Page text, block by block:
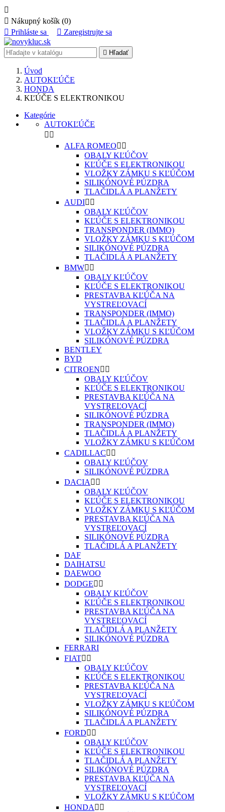

 Nákupný košík (0)
 Prihláste sa  Zaregistrujte sa
 Hľadať
Úvod
AUTOKĽÚČE
HONDA
KĽÚČE S ELEKTRONIKOU
Kategórie
AUTOKĽÚČE
 
ALFA ROMEO 
OBALY KĽÚČOV
KĽÚČE S ELEKTRONIKOU
VLOŽKY ZÁMKU S KĽÚČOM
SILIKÓNOVÉ PÚZDRA
TLAČIDLÁ A PLANŽETY
AUDI 
OBALY KĽÚČOV
KĽÚČE S ELEKTRONIKOU
TRANSPONDER (IMMO)
VLOŽKY ZÁMKU S KĽÚČOM
SILIKÓNOVÉ PÚZDRA
TLAČIDLÁ A PLANŽETY
BMW 
OBALY KĽÚČOV
KĽÚČE S ELEKTRONIKOU
PRESTAVBA KĽÚČA NA
VYSTREĽOVACÍ
TRANSPONDER (IMMO)
TLAČIDLÁ A PLANŽETY
VLOŽKY ZÁMKU S KĽÚČOM
SILIKÓNOVÉ PÚZDRA
BENTLEY
BYD
CITROEN 
OBALY KĽÚČOV
KĽÚČE S ELEKTRONIKOU
PRESTAVBA KĽÚČA NA
VYSTREĽOVACÍ
SILIKÓNOVÉ PÚZDRA
TRANSPONDER (IMMO)
TLAČIDLÁ A PLANŽETY
VLOŽKY ZÁMKU S KĽÚČOM
CADILLAC 
OBALY KĽÚČOV
SILIKÓNOVÉ PÚZDRA
DACIA  
OBALY KĽÚČOV
KĽÚČE S ELEKTRONIKOU
VLOŽKY ZÁMKU S KĽÚČOM
PRESTAVBA KĽÚČA NA
VYSTREĽOVACÍ
SILIKÓNOVÉ PÚZDRA
TLAČIDLÁ A PLANŽETY
DAF
DAIHATSU
DAEWOO
DODGE 
OBALY KĽÚČOV
KĽÚČE S ELEKTRONIKOU
PRESTAVBA KĽÚČA NA
VYSTREĽOVACÍ
TLAČIDLÁ A PLANŽETY
SILIKÓNOVÉ PÚZDRA
FERRARI
FIAT 
OBALY KĽÚČOV
KĽÚČE S ELEKTRONIKOU
PRESTAVBA KĽÚČA NA
VYSTREĽOVACÍ
VLOŽKY ZÁMKU S KĽÚČOM
SILIKÓNOVÉ PÚZDRA
TLAČIDLÁ A PLANŽETY
FORD 
OBALY KĽÚČOV
KĽÚČE S ELEKTRONIKOU
TLAČIDLÁ A PLANŽETY
SILIKÓNOVÉ PÚZDRA
PRESTAVBA KĽÚČA NA
VYSTREĽOVACÍ
VLOŽKY ZÁMKU S KĽÚČOM
HONDA  